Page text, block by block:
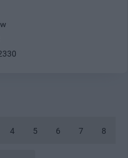
4 5 6 7 8